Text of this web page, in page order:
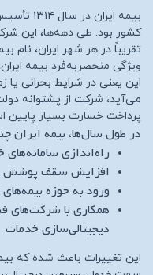
بیمه
کشور بود. طی دهه‌ها، این
تقریباً در هر شهر ایران، نام
ویژگی منحصربه‌فرد بیمه
این یعنی در شرایط بحرانی
می‌آید، شرکت از پشتوانه
پرداخت خسارت بسیار پایین
در طول سال‌ها، بیمه ایران
راه‌اندازی
افزایش سقف پوشش
ورود به حوزه
دیجیتالی‌سازی خدمات
این تغییرات باعث شده که